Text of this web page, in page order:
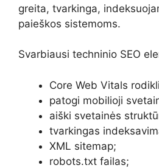
greita, tvarkinga,
paieškos sistemoms.
Svarbiausi techninio SEO
Core Web Vitals
patogi mobilioji
aiški svetainės
tvarkingas
XML sitemap;
robots.txt failas;